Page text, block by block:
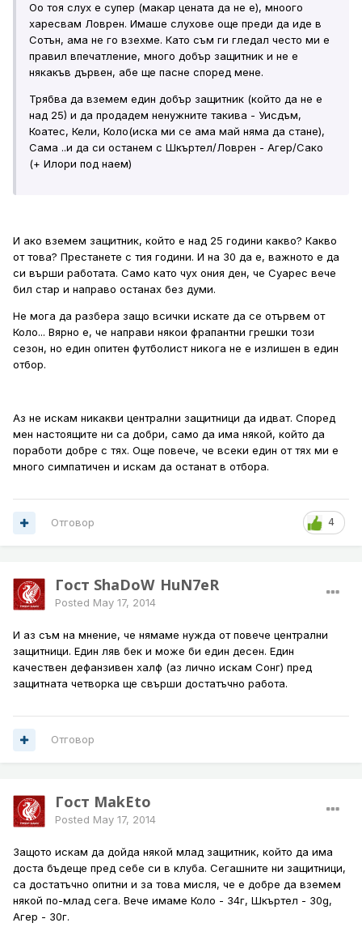
Оо тоя слух е супер (макар цената да не е), мноого
харесвам Ловрен. Имаше слухове още преди да иде в
Сотън, ама не го взехме. Като съм ги гледал често ми е
правил впечатление, много добър защитник и не е
някакъв дървен, абе ще пасне според мене.
Трябва да вземем един добър защитник (който да не е
над 25) и да продадем ненужните такива - Уисдъм,
Коатес, Кели, Коло(иска ми се ама май няма да стане),
Сама ..и да си останем с Шкъртел/Ловрен - Агер/Сако
(+ Илори под наем)
И ако вземем защитник, който е над 25 години какво? Какво
от това? Престанете с тия години. И на 30 да е, важното е да
си върши работата. Само като чух ония ден, че Суарес вече
бил стар и направо останах без думи.
Не мога да разбера защо всички искате да се отървем от
Коло... Вярно е, че направи някои фрапантни грешки този
сезон, но един опитен футболист никога не е излишен в един
отбор.
Аз не искам никакви централни защитници да идват. Според
мен настоящите ни са добри, само да има някой, който да
поработи добре с тях. Още повече, че всеки един от тях ми е
много симпатичен и искам да останат в отбора.
4
Отговор
Гост ShaDoW_HuN7eR
Posted May 17, 2014
И аз съм на мнение, че нямаме нужда от повече централни
защитници. Един ляв бек и може би един десен. Един
качествен дефанзивен халф (аз лично искам Сонг) пред
защитната четворка ще свърши достатъчно работа.
Отговор
Гост MakEto
Posted May 17, 2014
Защото искам да дойда някой млад защитник, който да има
доста бъдеще пред себе си в клуба. Сегашните ни защитници,
са достатъчно опитни и за това мисля, че е добре да вземем
някой по-млад сега. Вече имаме Коло - 34г, Шкъртел - 30g,
Агер - 30г.